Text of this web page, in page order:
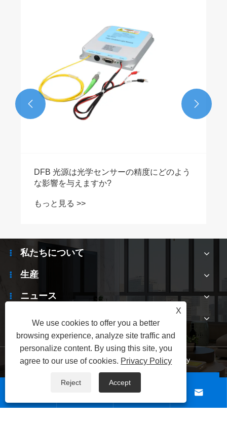
DFB 光源は光学センサーの精度にどのよう
な影響を与えますか?
もっと見る >>
 
私たちについて
生産
ニュース
お問い合わせ
Links | Sitemap | RSS | XML | Privacy Policy
Copyright©2025 Shenzhen Electronic Hunsinda Electronic
Technology Company All Rightsが保護されています。
 
X
We use cookies to offer you a better
browsing experience, analyze site traffic and
personalize content. By using this site, you
agree to our use of cookies. Privacy Policy
Reject Accept